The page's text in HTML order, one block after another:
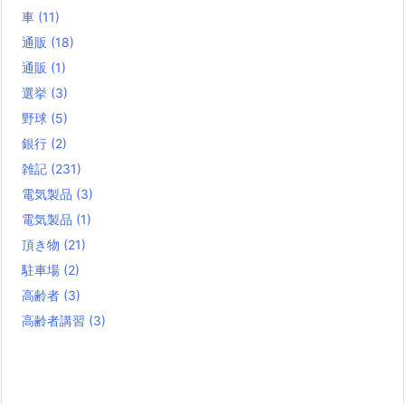
車 (11)
通販 (18)
通販 (1)
選挙 (3)
野球 (5)
銀行 (2)
雑記 (231)
電気製品 (3)
電気製品 (1)
頂き物 (21)
駐車場 (2)
高齢者 (3)
高齢者講習 (3)